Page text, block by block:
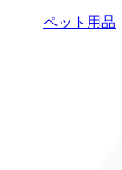
ペット用品